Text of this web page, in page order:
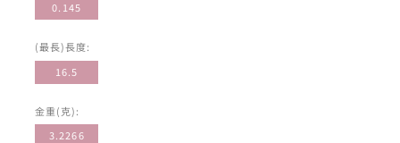
0.145
(最長)長度:
16.5
金重(克):
3.2266